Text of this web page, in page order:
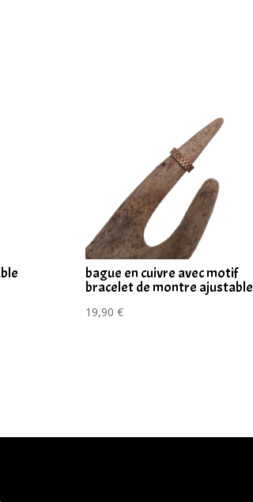
bague en cuivre avec motif
bracelet de montre ajustable
19,90€